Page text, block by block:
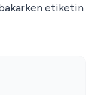
bakarken etiketin